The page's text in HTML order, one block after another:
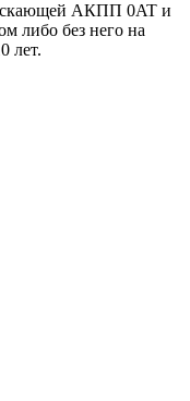
АКПП 0AT и
либо без него на
лет.